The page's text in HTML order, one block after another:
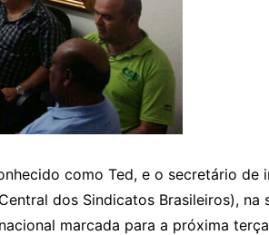
como Ted, e o secretário de
dos Sindicatos Brasileiros),
marcada para a próxima